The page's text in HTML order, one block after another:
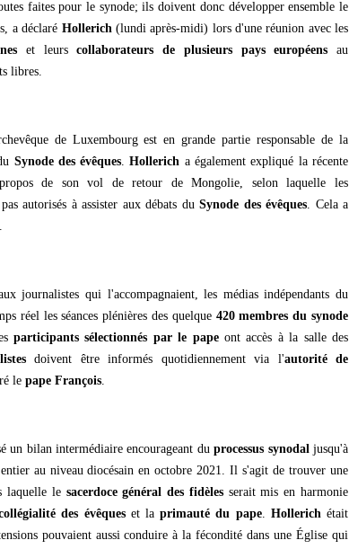
faites pour le synode; ils doivent donc développer ensemble le
a déclaré Hollerich(lundi après-midi) lors d'une réunion avec les
et leurscollaborateurs de plusieurs pays européens au
libres.
de Luxembourg est en grande partie responsable de la
Synode des évêques.Hollerich a également expliqué la récente
de son vol de retour de Mongolie, selon laquelle les
autorisés à assister aux débats duSynode des évêques. Cela a
journalistes qui l'accompagnaient, les médias indépendants du
réel les séances plénières des quelque 420 membres du synode
participants sélectionnés par le papeont accès à la salle des
doivent être informés quotidiennement via l'autorité de
le pape François.
un bilan intermédiaire encourageant duprocessus synodaljusqu'à
au niveau diocésain en octobre 2021. Il s'agit de trouver une
laquelle le sacerdoce général des fidèlesserait mis en harmonie
des évêqueset laprimauté du pape. Hollerichétait
pouvaient aussi conduire à la fécondité dans une Église qui